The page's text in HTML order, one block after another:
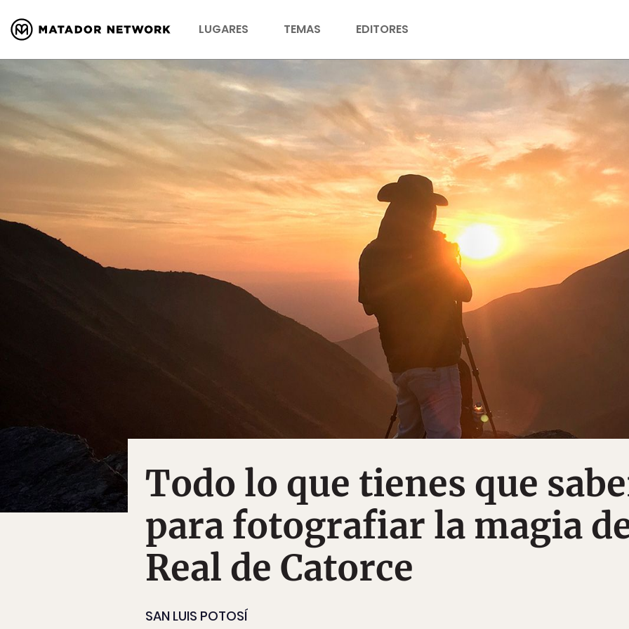
LUGARES TEMAS EDITORES
Todo lo que tienes que
para fotografiar la magia
Real de Catorce
SAN LUIS POTOSÍ